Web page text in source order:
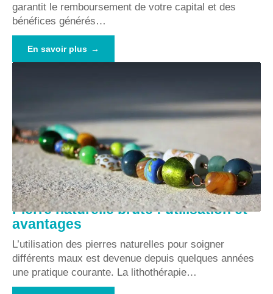
garantit le remboursement de votre capital et des
bénéfices générés…
En savoir plus
Pierre naturelle brute : utilisation et
avantages
L’utilisation des pierres naturelles pour soigner
différents maux est devenue depuis quelques années
une pratique courante. La lithothérapie…